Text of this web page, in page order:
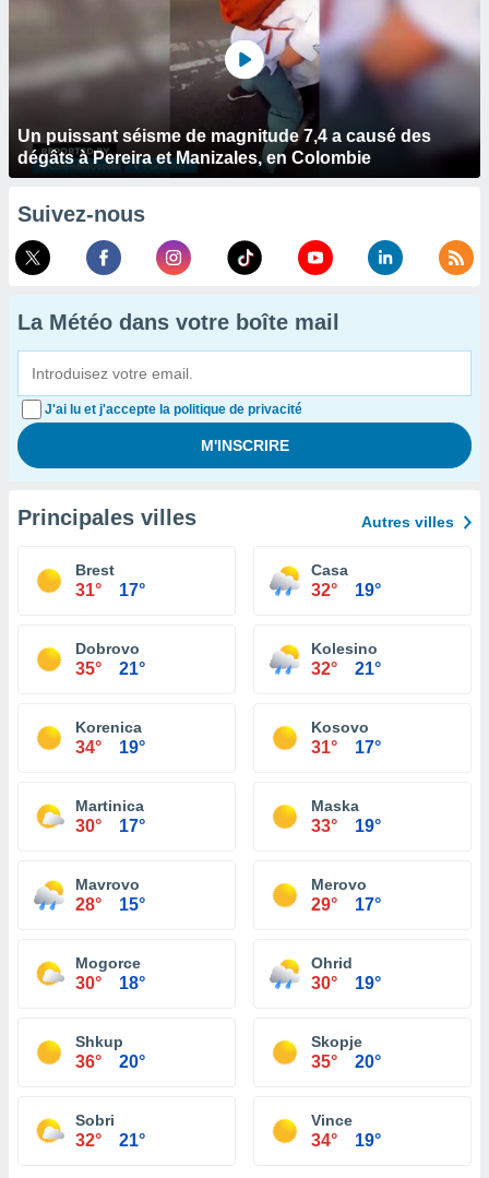
Un puissant séisme de magnitude 7,4 a causé des
dégâts à Pereira et Manizales, en Colombie
Suivez-nous
La Météo dans votre boîte mail
J'ai lu et j'accepte la politique de privacité
Principales villes Autres villes
Brest
31° 17°
Casa
32° 19°
Dobrovo
35° 21°
Kolesino
32° 21°
Korenica
34° 19°
Kosovo
31° 17°
Martinica
30° 17°
Maska
33° 19°
Mavrovo
28° 15°
Merovo
29° 17°
Mogorce
30° 18°
Ohrid
30° 19°
Shkup
36° 20°
Skopje
35° 20°
Sobri
32° 21°
Vince
34° 19°